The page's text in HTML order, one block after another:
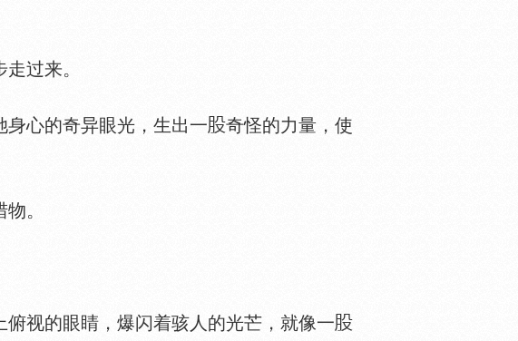
过来。
心的奇异眼光，生出一
奇怪的力量，使
。
视的眼睛，爆闪着骇人的光芒，就像一